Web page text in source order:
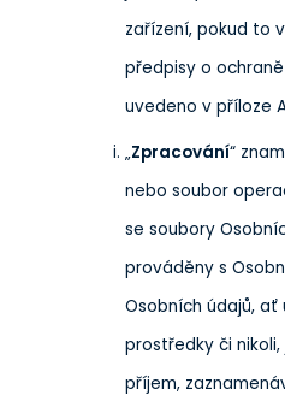
zařízení, pokud to
předpisy o
uvedeno v příloze
„Zpracování“
nebo soubor
se soubory
prováděny s
Osobních údajů,
prostředky či
příjem,